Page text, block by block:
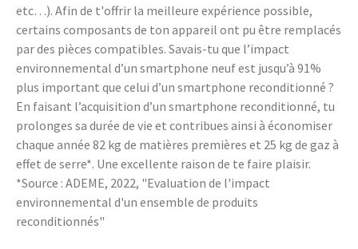
etc…). Afin de t'offrir la meilleure expérience possible,
certains composants de ton appareil ont pu être remplacés
par des pièces compatibles. Savais-tu que l’impact
environnemental d’un smartphone neuf est jusqu’à 91%
plus important que celui d’un smartphone reconditionné ?
En faisant l’acquisition d’un smartphone reconditionné, tu
prolonges sa durée de vie et contribues ainsi à économiser
chaque année 82 kg de matières premières et 25 kg de gaz à
effet de serre*. Une excellente raison de te faire plaisir.
*Source : ADEME, 2022, "Evaluation de l'impact
environnemental d'un ensemble de produits
reconditionnés"